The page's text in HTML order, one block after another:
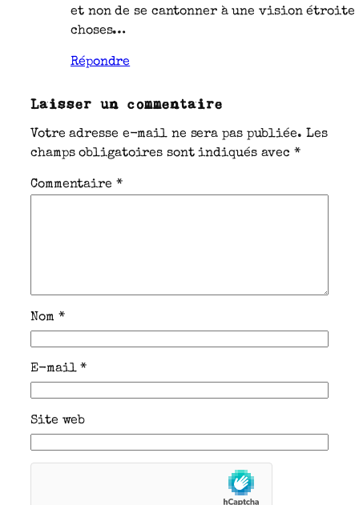
et non de se cantonner à une vision étroite
choses…
Répondre
Laisser un commentaire
Votre adresse e-mail ne sera pas publiée. Les
champs obligatoires sont indiqués avec*
Commentaire *
Nom *
E-mail*
Site web